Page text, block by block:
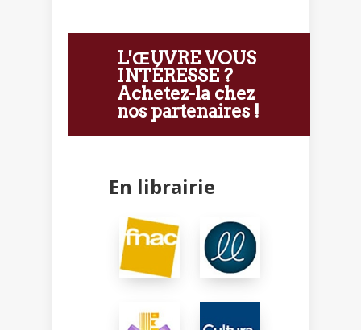
L'ŒUVRE VOUS
INTÉRESSE ?
Achetez-la chez
nos partenaires !
En librairie